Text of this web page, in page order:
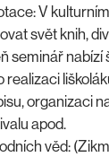
V
svět knih,
seminář nabízí
realizaci
organizaci
apod.
věd: